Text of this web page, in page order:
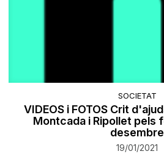
SOCIETAT
VIDEOS i FOTOS Crit
Montcada i Ripollet pels
desembre
19/01/2021